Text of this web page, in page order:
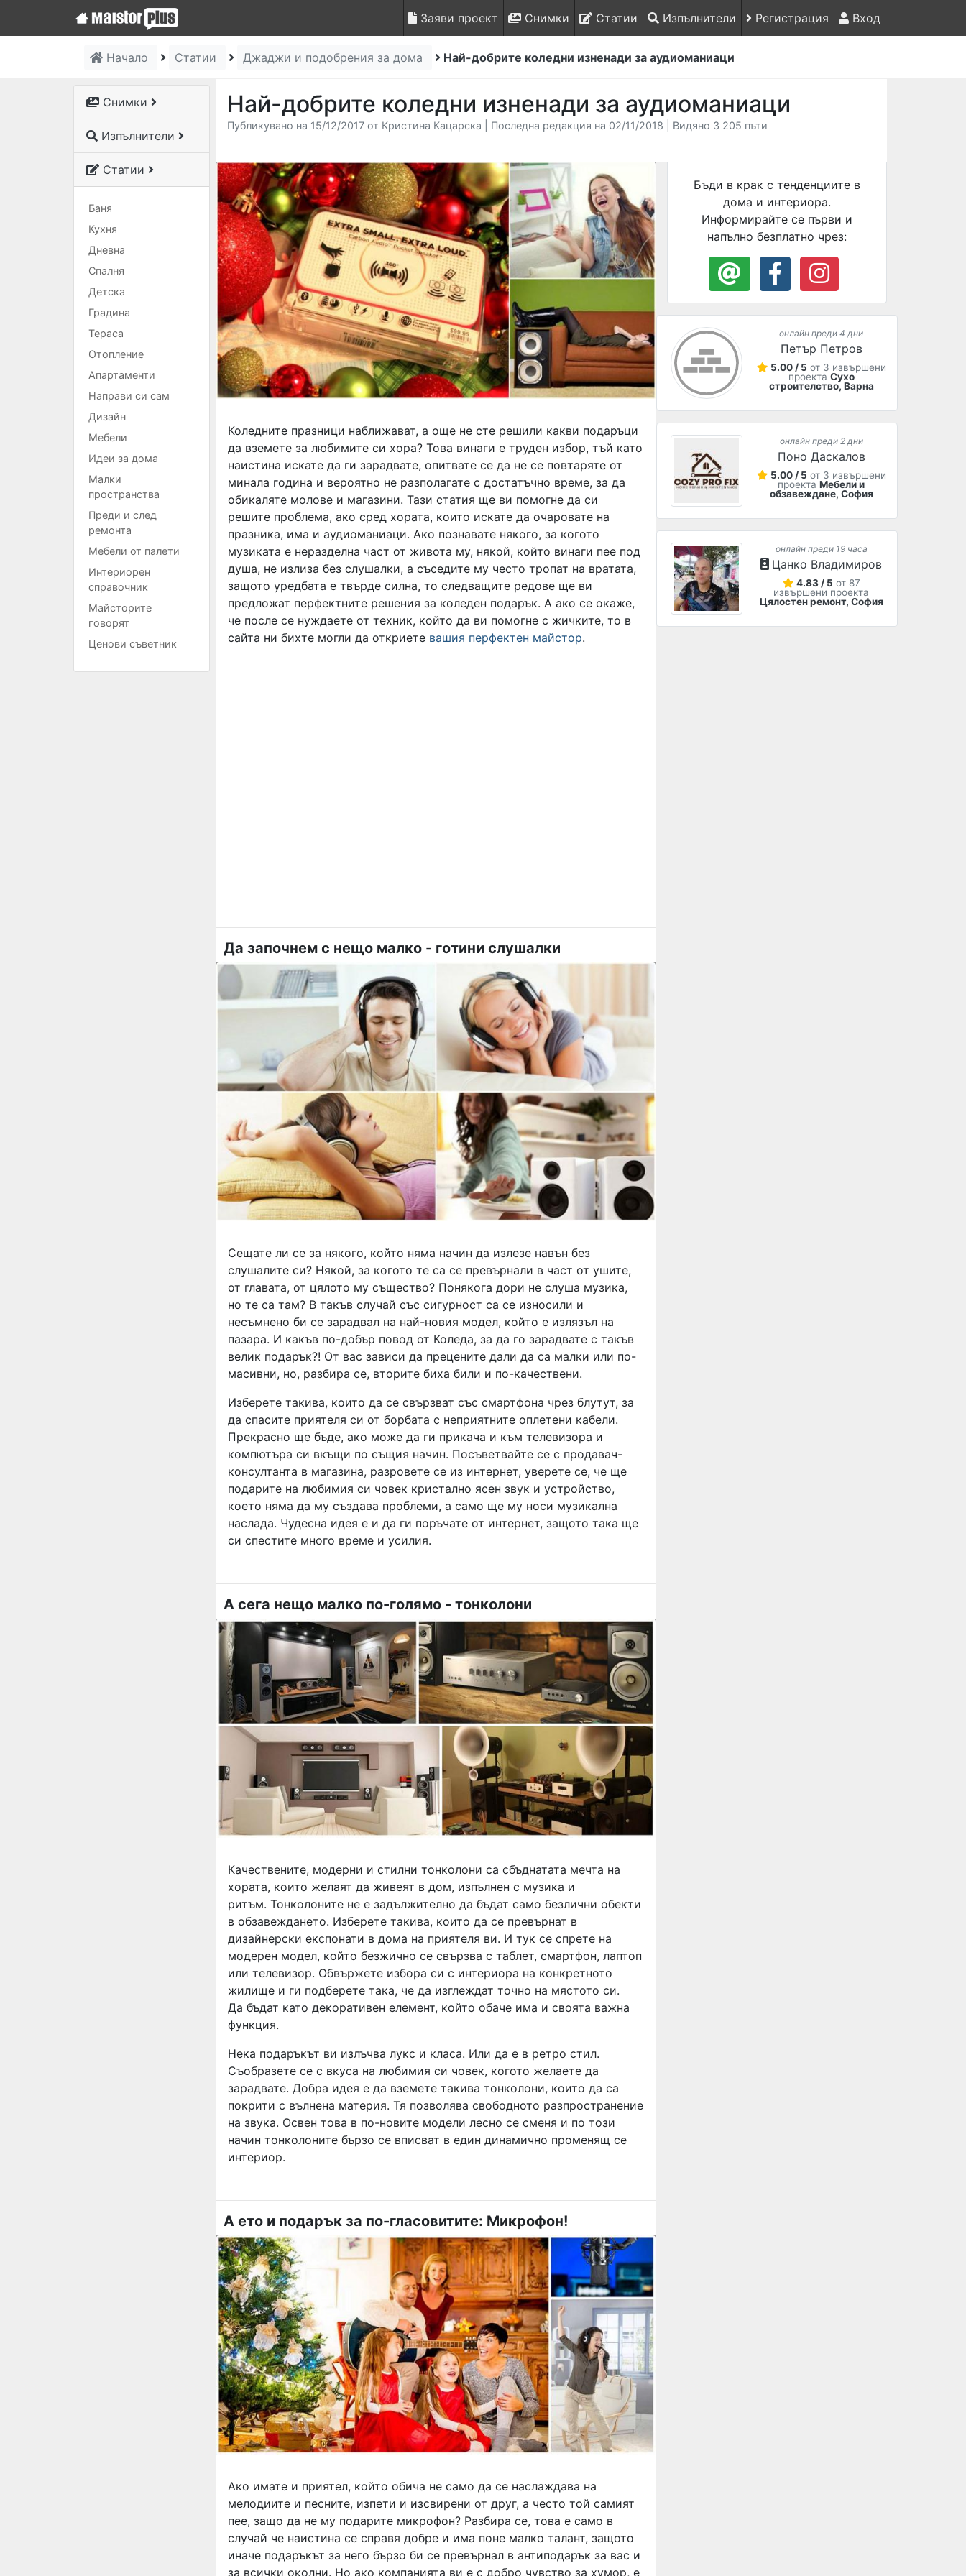
Заяви проект Снимки Статии Изпълнители Регистрация Вход
Начало Статии Джаджи и подобрения за дома Най-добрите коледни изненади за аудиоманиаци
Снимки
Изпълнители
Статии
Баня
Кухня
Дневна
Спалня
Детска
Градина
Тераса
Отопление
Апартаменти
Направи си сам
Дизайн
Мебели
Идеи за дома
Малки
пространства
Преди и след
ремонта
Мебели от палети
Интериорен
справочник
Майсторите
говорят
Ценови съветник
Най-добрите коледни изненади за аудиоманиаци
Публикувано на 15/12/2017 от Кристина Кацарска | Последна редакция на 02/11/2018 | Видяно 3 205 пъти
Коледните празници наближават, а още не сте решили какви подаръци
да вземете за любимите си хора? Това винаги е труден избор, тъй като
наистина искате да ги зарадвате, опитвате се да не се повтаряте от
минала година и вероятно не разполагате с достатъчно време, за да
обикаляте молове и магазини. Тази статия ще ви помогне да си
решите проблема, ако сред хората, които искате да очаровате на
празника, има и аудиоманиаци. Ако познавате някого, за когото
музиката е неразделна част от живота му, някой, който винаги пее под
душа, не излиза без слушалки, а съседите му често тропат на вратата,
защото уредбата е твърде силна, то следващите редове ще ви
предложат перфектните решения за коледен подарък. А ако се окаже,
че после се нуждаете от техник, който да ви помогне с жичките, то в
сайта ни бихте могли да откриете вашия перфектен майстор.
Да започнем с нещо малко - готини слушалки
Сещате ли се за някого, който няма начин да излезе навън без
слушалите си? Някой, за когото те са се превърнали в част от ушите,
от главата, от цялото му същество? Понякога дори не слуша музика,
но те са там? В такъв случай със сигурност са се износили и
несъмнено би се зарадвал на най-новия модел, който е излязъл на
пазара. И какъв по-добър повод от Коледа, за да го зарадвате с такъв
велик подарък?! От вас зависи да прецените дали да са малки или по-
масивни, но, разбира се, вторите биха били и по-качествени.
Изберете такива, които да се свързват със смартфона чрез блутут, за
да спасите приятеля си от борбата с неприятните оплетени кабели.
Прекрасно ще бъде, ако може да ги прикача и към телевизора и
компютъра си вкъщи по същия начин. Посъветвайте се с продавач-
консултанта в магазина, разровете се из интернет, уверете се, че ще
подарите на любимия си човек кристално ясен звук и устройство,
което няма да му създава проблеми, а само ще му носи музикална
наслада. Чудесна идея е и да ги поръчате от интернет, защото така ще
си спестите много време и усилия.
А сега нещо малко по-голямо - тонколони
Качествените, модерни и стилни тонколони са сбъднатата мечта на
хората, които желаят да живеят в дом, изпълнен с музика и
ритъм. Тонколоните не е задължително да бъдат само безлични обекти
в обзавеждането. Изберете такива, които да се превърнат в
дизайнерски експонати в дома на приятеля ви. И тук се спрете на
модерен модел, който безжично се свързва с таблет, смартфон, лаптоп
или телевизор. Обвържете избора си с интериора на конкретното
жилище и ги подберете така, че да изглеждат точно на мястото си.
Да бъдат като декоративен елемент, който обаче има и своята важна
функция.
Нека подаръкът ви излъчва лукс и класа. Или да е в ретро стил.
Съобразете се с вкуса на любимия си човек, когото желаете да
зарадвате. Добра идея е да вземете такива тонколони, които да са
покрити с вълнена материя. Тя позволява свободното разпространение
на звука. Освен това в по-новите модели лесно се сменя и по този
начин тонколоните бързо се вписват в един динамично променящ се
интериор.
А ето и подарък за по-гласовитите: Микрофон!
Ако имате и приятел, който обича не само да се наслаждава на
мелодиите и песните, изпети и изсвирени от друг, а често той самият
пее, защо да не му подарите микрофон? Разбира се, това е само в
случай че наистина се справя добре и има поне малко талант, защото
иначе подаръкът за него бързо би се превърнал в антиподарък за вас и
за всички околни. Но ако компанията ви е с добро чувство за хумор, е
Бъди в крак с тенденциите в
дома и интериора.
Информирайте се първи и
напълно безплатно чрез:
онлайн преди 4 дни
Петър Петров
5.00 / 5 от 3 извършени
проекта Сухо
строителство, Варна
онлайн преди 2 дни
Поно Даскалов
5.00 / 5 от 3 извършени
проектаМебели и
обзавеждане, София
онлайн преди 19 часа
Цанко Владимиров
4.83 / 5 от 87
извършени проекта
Цялостен ремонт, София